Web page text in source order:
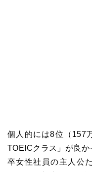
個人的には8位（157
TOEICクラス」が良
卒女性社員の主人公